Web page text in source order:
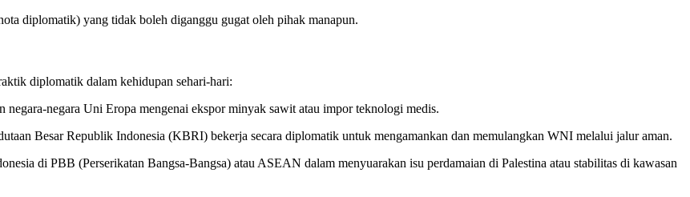
diplomatik) yang tidak boleh diganggu gugat oleh pihak manapun.
diplomatik dalam kehidupan sehari-hari:
negara-negara Uni Eropa mengenai ekspor minyak sawit atau impor teknologi medis.
Besar Republik Indonesia (KBRI) bekerja secara diplomatik untuk mengamankan dan memulangkan WNI melalui jalur aman.
di PBB (Perserikatan Bangsa-Bangsa) atau ASEAN dalam menyuarakan isu perdamaian di Palestina atau stabilitas di kawasan